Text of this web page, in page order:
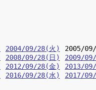
2004/09/28(火)
2005/
2008/09/28(日)
2009/
2012/09/28(金)
2013/
2016/09/28(水) 2017/